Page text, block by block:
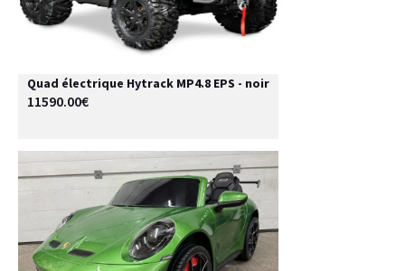
Quad électrique Hytrack MP4.8 EPS - noir
11590.00€